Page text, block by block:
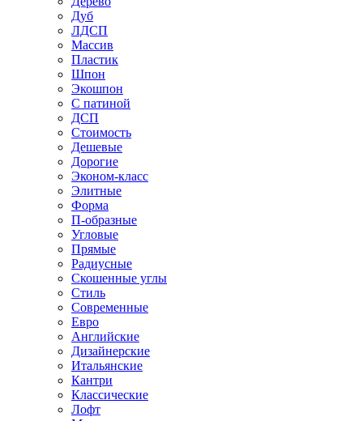
Дуб
ЛДСП
Массив
Пластик
Шпон
Экошпон
С патиной
ДСП
Стоимость
Дешевые
Дорогие
Эконом-класс
Элитные
Форма
П-образные
Угловые
Прямые
Радиусные
Скошенные углы
Стиль
Современные
Евро
Английские
Дизайнерские
Итальянские
Кантри
Классические
Лофт